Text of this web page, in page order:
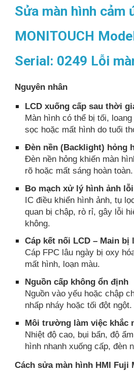
Sửa màn hình cảm
MONITOUCH
Serial: 0249 Lỗi
Nguyên nhân
LCD xuống cấp sau thời
Màn hình có thể bị tối,
sọc hoặc mất hình do tuổi
Đèn nền (Backlight) hỏng
Đèn nền hỏng khiến màn
rõ hoặc mất sáng hoàn toàn.
Bo mạch xử lý hình ảnh lỗi
IC điều khiển hình ảnh, tụ
quan bị chập, rò rỉ, gây lỗi
không.
Cáp kết nối LCD – Main bị
Cáp FPC lâu ngày bị oxy
mất hình, loạn màu.
Nguồn cấp không ổn định
Nguồn vào yếu hoặc chập
nhấp nháy hoặc tối đột ngột.
Môi trường làm việc khắc
Nhiệt độ cao, bụi bẩn, độ
hình nhanh xuống cấp, đèn
Cách sửa màn hình HMI Fuji